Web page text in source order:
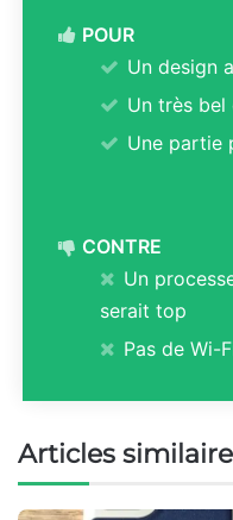
POUR
Un design
Un très bel
Une partie
CONTRE
Un
serait top
Pas de Wi-
Articles